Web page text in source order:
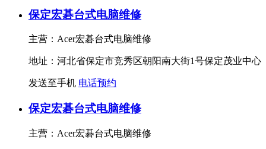
保定宏碁台式电脑维修
主营：Acer宏碁台式电脑维修
地址：河北省保定市竞秀区朝阳南大街1号保定茂业中心
发送至手机 电话预约
保定宏碁台式电脑维修
主营：Acer宏碁台式电脑维修